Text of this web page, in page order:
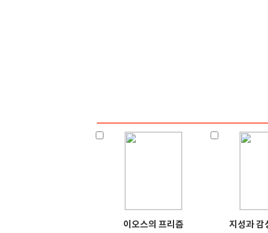
이오스의 프리즘
지성과 감